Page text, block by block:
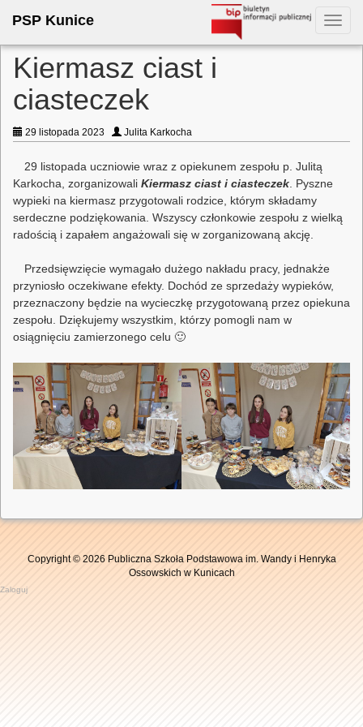
PSP Kunice
Kiermasz ciast i
ciasteczek
29 listopada 2023 Julita Karkocha
29 listopada uczniowie wraz z opiekunem zespołu p. Julitą
Karkocha, zorganizowali Kiermasz ciast i ciasteczek . Pyszne
wypieki na kiermasz przygotowali rodzice, którym składamy
serdeczne podziękowania. Wszyscy członkowie zespołu z wielką
radością i zapałem angażowali się w zorganizowaną akcję.
Przedsięwzięcie wymagało dużego nakładu pracy, jednakże
przyniosło oczekiwane efekty. Dochód ze sprzedaży wypieków,
przeznaczony będzie na wycieczkę przygotowaną przez opiekuna
zespołu. Dziękujemy wszystkim, którzy pomogli nam w
osiągnięciu zamierzonego celu 🙂
Copyright © 2026 Publiczna Szkoła Podstawowa im. Wandy i Henryka
Ossowskich w Kunicach
Zaloguj